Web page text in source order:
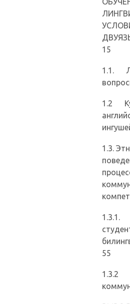
15
1.1.
1.2
1.3.
1.3.1.
55
1.3.2